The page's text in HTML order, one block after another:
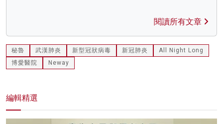
閱讀所有文章
秘魯 武漢肺炎 新型冠狀病毒 新冠肺炎
All Night Long
博愛醫院
Neway
編輯精選